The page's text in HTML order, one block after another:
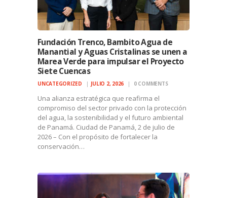
Fundación Trenco, Bambito Agua de
Manantial y Aguas Cristalinas se unen a
Marea Verde para impulsar el Proyecto
Siete Cuencas
UNCATEGORIZED JULIO 2, 2026 0 COMMENTS
Una alianza estratégica que reafirma el
compromiso del sector privado con la protección
del agua, la sostenibilidad y el futuro ambiental
de Panamá. Ciudad de Panamá, 2 de julio de
2026 – Con el propósito de fortalecer la
conservación…